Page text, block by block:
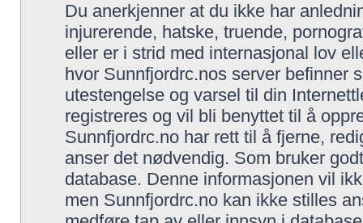
Du anerkjenner at du ikke har
injurerende, hatske, truende,
eller er i strid med internasjonal lov
hvor Sunnfjordrc.nos server befinner
utestengelse og varsel til din
registreres og vil bli benyttet til å
Sunnfjordrc.no har rett til å fjerne,
anser det nødvendig. Som bruker
database. Denne informasjonen vil
men Sunnfjordrc.no kan ikke stilles